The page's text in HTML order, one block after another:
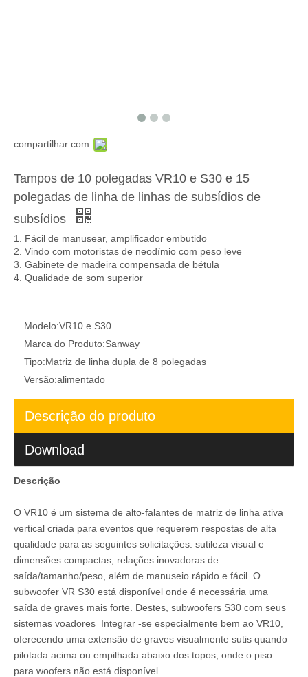
compartilhar com:
Tampos de 10 polegadas VR10 e S30 e 15
polegadas de linha de linhas de subsídios de
subsídios
1. Fácil de manusear, amplificador embutido
2. Vindo com motoristas de neodímio com peso leve
3. Gabinete de madeira compensada de bétula
4. Qualidade de som superior
Modelo:VR10 e S30
Marca do Produto:Sanway
Tipo:Matriz de linha dupla de 8 polegadas
Versão:alimentado
Descrição do produto
Download
Descrição
O VR10 é um sistema de alto-falantes de matriz de linha ativa
vertical criada para eventos que requerem respostas de alta
qualidade para as seguintes solicitações: sutileza visual e
dimensões compactas, relações inovadoras de
saída/tamanho/peso, além de manuseio rápido e fácil. O
subwoofer VR S30 está disponível onde é necessária uma
saída de graves mais forte. Destes, subwoofers S30 com seus
sistemas voadores Integrar -se especialmente bem ao VR10,
oferecendo uma extensão de graves visualmente sutis quando
pilotada acima ou empilhada abaixo dos topos, onde o piso
para woofers não está disponível.